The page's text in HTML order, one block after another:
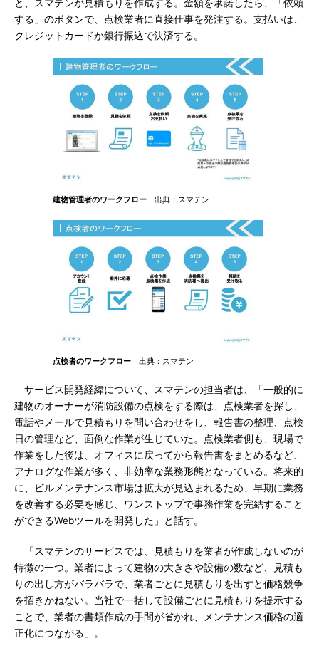
と、スマテンが見積もりを作成する。金額を承諾したら、「依頼
する」のボタンで、点検業者に直接仕事を発注する。支払いは、
クレジットカードか銀行振込で決済する。
建物管理者のワークフロー 出典：スマテン
点検者のワークフロー 出典：スマテン
サービス開発経緯について、スマテンの担当者は、「一般的に
建物のオーナーが消防設備の点検をする際は、点検業者を探し、
電話やメールで見積もりを問い合わせをし、報告書の整理、点検
日の管理など、面倒な作業が生じていた。点検業者側も、現場で
作業をした後は、オフィスに戻ってから報告書をまとめるなど、
アナログな作業が多く、非効率な業務形態となっている。将来的
に、ビルメンテナンス市場は拡大が見込まれるため、早期に業務
を改善する必要を感じ、ワンストップで事務作業を完結すること
ができるWebツールを開発した」と話す。
「スマテンのサービスでは、見積もりを業者が作成しないのが
特徴の一つ。業者によって建物の大きさや設備の数など、見積も
りの出し方がバラバラで、業者ごとに見積もりを出すと価格競争
を招きかねない。当社で一括して設備ごとに見積もりを提示する
ことで、業者の書類作成の手間が省かれ、メンテナンス価格の適
正化につながる」。